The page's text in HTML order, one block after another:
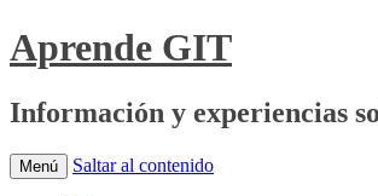
Aprende GIT
Información y experiencias
Menú Saltar al contenido